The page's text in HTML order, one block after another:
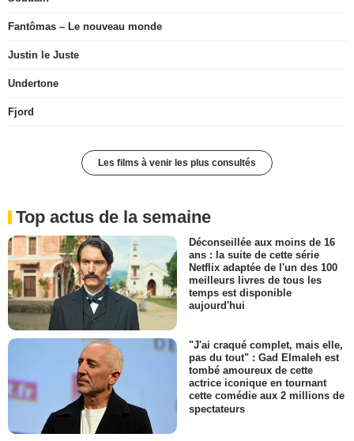
Fantômas – Le nouveau monde
Justin le Juste
Undertone
Fjord
Les films à venir les plus consultés
Top actus de la semaine
Déconseillée aux moins de 16
ans : la suite de cette série
Netflix adaptée de l'un des 100
meilleurs livres de tous les
temps est disponible
aujourd'hui
"J'ai craqué complet, mais elle,
pas du tout" : Gad Elmaleh est
tombé amoureux de cette
actrice iconique en tournant
cette comédie aux 2 millions de
spectateurs